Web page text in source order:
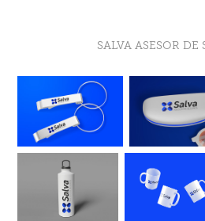
SALVA ASESOR DE